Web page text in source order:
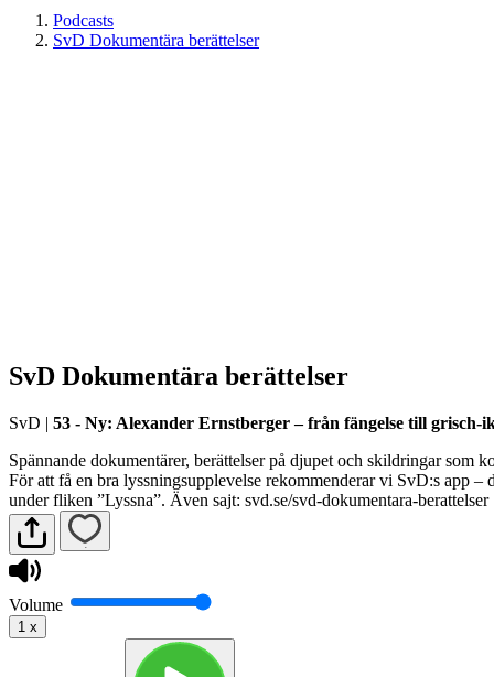
Podcasts
SvD Dokumentära berättelser
SvD Dokumentära berättelser
SvD | 53 - Ny: Alexander Ernstberger – från fängelse till grisch-
Spännande dokumentärer, berättelser på djupet och skildringar som
För att få en bra lyssningsupplevelse rekommenderar vi SvD:s app
under fliken ”Lyssna”. Även sajt: svd.se/svd-dokumentara-berattelser
Volume
1 x